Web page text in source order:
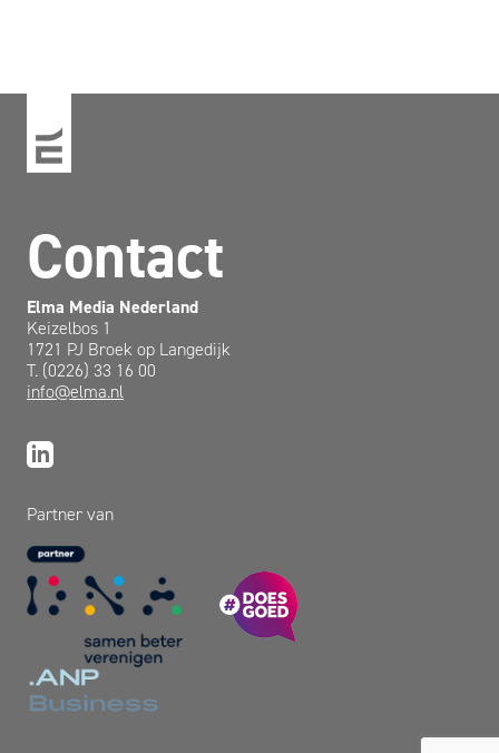
Contact
Elma Media Nederland
Keizelbos 1
1721 PJ Broek op Langedijk
T. (0226) 33 16 00
info@elma.nl
Partner van